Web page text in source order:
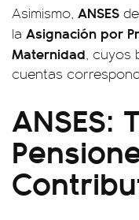
Asimismo, ANSES
la Asignación por
Maternidad, cuyos
cuentas
ANSES: